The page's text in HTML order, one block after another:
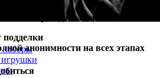
наборы
быстрой доставки
подделки
анонимности на всех этапах